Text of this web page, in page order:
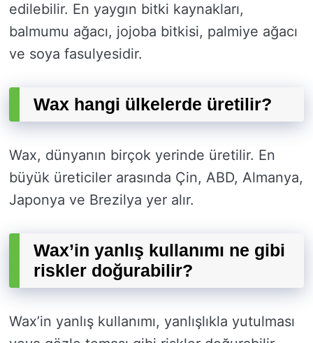
edilebilir. En yaygın bitki kaynakları,
balmumu ağacı, jojoba bitkisi, palmiye ağacı
ve soya fasulyesidir.
Wax hangi ülkelerde üretilir?
Wax, dünyanın birçok yerinde üretilir. En
büyük üreticiler arasında Çin, ABD, Almanya,
Japonya ve Brezilya yer alır.
Wax’in yanlış kullanımı ne gibi
riskler doğurabilir?
Wax’in yanlış kullanımı, yanlışlıkla yutulması